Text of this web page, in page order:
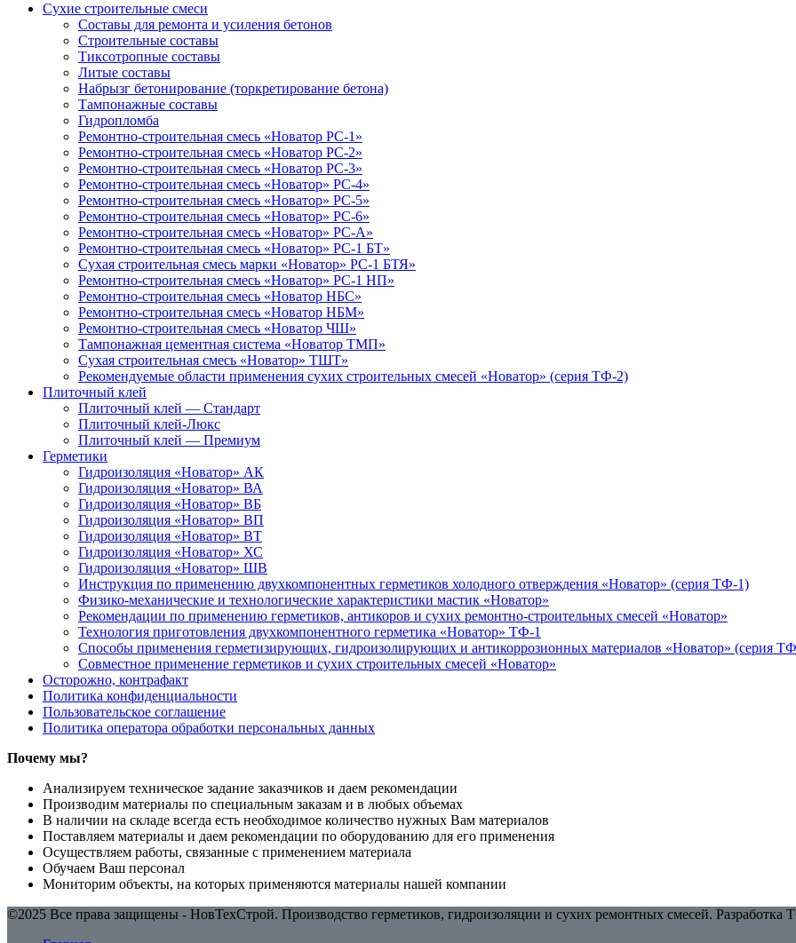
Сухие строительные смеси
Составы для ремонта и усиления бетонов
Строительные составы
Тиксотропные составы
Литые составы
Набрызг бетонирование (торкретирование бетона)
Тампонажные составы
Гидропломба
Ремонтно-строительная смесь «Новатор РС-1»
Ремонтно-строительная смесь «Новатор РС-2»
Ремонтно-строительная смесь «Новатор РС-3»
Ремонтно-строительная смесь «Новатор» РС-4»
Ремонтно-строительная смесь «Новатор» РС-5»
Ремонтно-строительная смесь «Новатор» РС-6»
Ремонтно-строительная смесь «Новатор» РС-А»
Ремонтно-строительная смесь «Новатор» РС-1 БТ»
Сухая строительная смесь марки «Новатор» РС-1 БТЯ»
Ремонтно-строительная смесь «Новатор» РС-1 НП»
Ремонтно-строительная смесь «Новатор НБС»
Ремонтно-строительная смесь «Новатор НБМ»
Ремонтно-строительная смесь «Новатор ЧШ»
Тампонажная цементная система «Новатор ТМП»
Сухая строительная смесь «Новатор» ТШТ»
Рекомендуемые области применения сухих строительных смесей «Новатор» (серия ТФ-2)
Плиточный клей
Плиточный клей — Стандарт
Плиточный клей-Люкс
Плиточный клей — Премиум
Герметики
Гидроизоляция «Новатор» АК
Гидроизоляция «Новатор» ВА
Гидроизоляция «Новатор» ВБ
Гидроизоляция «Новатор» ВП
Гидроизоляция «Новатор» ВТ
Гидроизоляция «Новатор» ХС
Гидроизоляция «Новатор» ШВ
Инструкция по применению двухкомпонентных герметиков холодного отверждения «Новатор» (серия ТФ-1)
Физико-механические и технологические характеристики мастик «Новатор»
Рекомендации по применению герметиков, антикоров и сухих ремонтно-строительных смесей «Новатор»
Технология приготовления двухкомпонентного герметика «Новатор» ТФ-1
Способы применения герметизирующих, гидроизолирующих и антикоррозионных материалов «Новатор» (серия
Совместное применение герметиков и сухих строительных смесей «Новатор»
Осторожно, контрафакт
Политика конфиденциальности
Пользовательское соглашение
Политика оператора обработки персональных данных
Почему мы?
Анализируем техническое задание заказчиков и даем рекомендации
Производим материалы по специальным заказам и в любых объемах
В наличии на складе всегда есть необходимое количество нужных Вам материалов
Поставляем материалы и даем рекомендации по оборудованию для его применения
Осуществляем работы, связанные с применением материала
Обучаем Ваш персонал
Мониторим объекты, на которых применяются материалы нашей компании
©2025 Все права защищены - НовТехСтрой. Производство герметиков, гидроизоляции и сухих ремонтных смесей.